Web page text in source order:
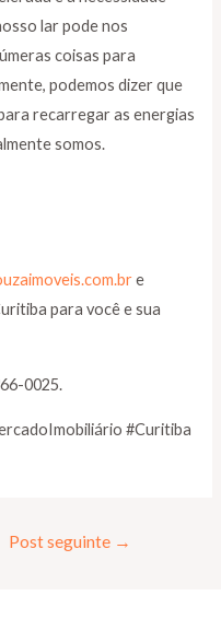
lar pode nos
coisas para
podemos dizer que
recarregar as energias
somos.
e
para você e sua
0025.
#Curitiba
Post seguinte →